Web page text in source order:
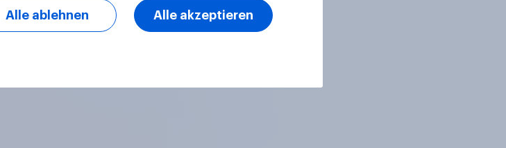
Alle ablehnen Alle akzeptieren